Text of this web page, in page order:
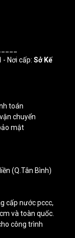
- Nơi cấp: Sở Kế
toán
chuyển
mật
(Q.Tân Bình)
cấp nước pccc,
và toàn quốc.
công trình